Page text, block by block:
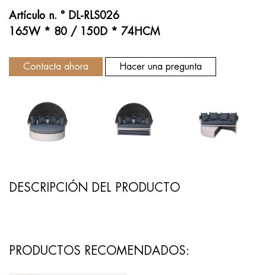
Artículo n. ° DL-RLS026
165W * 80 / 150D * 74HCM
Contacta ahora Hacer una pregunta
DESCRIPCIÓN DEL PRODUCTO
PRODUCTOS RECOMENDADOS: